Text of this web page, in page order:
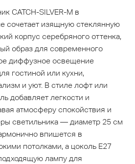
CATCH-SILVER-M в
сочетает изящную стеклянную
корпус серебряного оттенка,
образ для современного
диффузное освещение
гостиной или кухни,
и уют. В стиле лофт или
добавляет легкости и
атмосферу спокойствия и
светильника — диаметр 25 см
впишется в
потолками, а цоколь Е27
лампу для